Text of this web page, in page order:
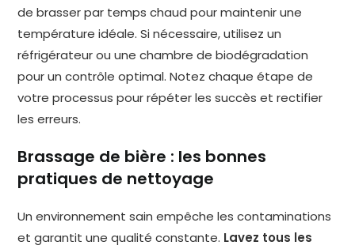
de brasser par temps chaud pour maintenir une
température idéale. Si nécessaire, utilisez un
réfrigérateur ou une chambre de biodégradation
pour un contrôle optimal. Notez chaque étape de
votre processus pour répéter les succès et rectifier
les erreurs.
Brassage de bière : les bonnes
pratiques de nettoyage
Un environnement sain empêche les contaminations
et garantit une qualité constante. Lavez tous les